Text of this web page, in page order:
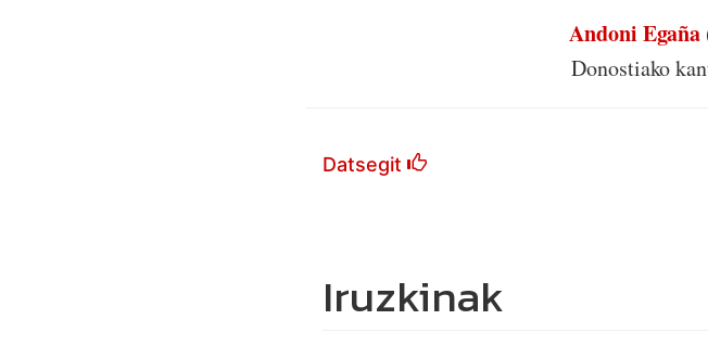
Andoni Egaña
Donostiako kantu jiran
Datsegit
Iruzkinak